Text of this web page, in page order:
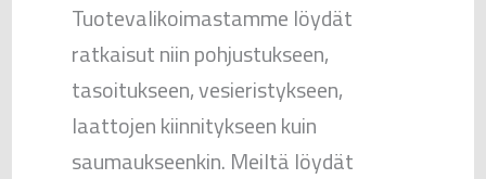
Tuotevalikoimastamme löydät
ratkaisut niin pohjustukseen,
tasoitukseen, vesieristykseen,
laattojen kiinnitykseen kuin
saumaukseenkin. Meiltä löydät